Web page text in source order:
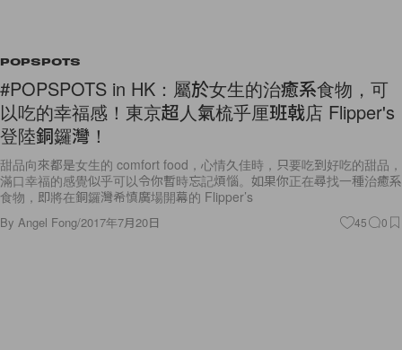
POPSPOTS
#POPSPOTS in HK：屬於女生的治癒系食物，可
以吃的幸福感！東京超人氣梳乎厘班戟店 Flipper's
登陸銅鑼灣！
甜品向來都是女生的 comfort food，心情久佳時，只要吃到好吃的甜品，
滿口幸福的感覺似乎可以令你暫時忘記煩惱。如果你正在尋找一種治癒系
食物，即將在銅鑼灣希慎廣場開幕的 Flipper’s
By Angel Fong/2017年7月20日 45 0